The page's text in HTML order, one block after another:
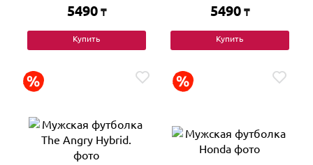
5490 ₸
Купить
5490 ₸
Купить